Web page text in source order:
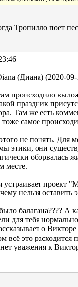
Тропилло поет
(Диана) (2020-09-
происходило
праздник
Там же есть
самое
не понять. Для
этики, они
месте.
устраивает проект
нельзя оставить
балагана???? А
для тебя
о
всё это расходится
уважения к